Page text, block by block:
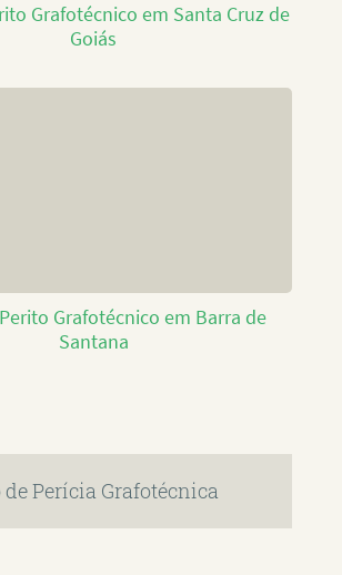
Grafotécnico em Santa Cruz de
Goiás
Grafotécnico em Barra de
Santana
de Perícia Grafotécnica